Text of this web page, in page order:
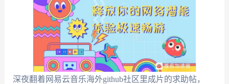
深夜翻着网易云音乐海外github社区里成片的求助帖，